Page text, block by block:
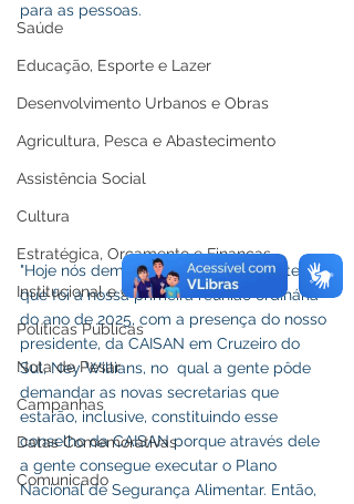
Saúde
Educação, Esporte e Lazer
Desenvolvimento Urbanos e Obras
Agricultura, Pesca e Abastecimento
Assistência Social
Cultura
Estratégica, Orçamento e Finanças
Institucional e Governo
Políticas Públicas
Nota de Pesar
Campanhas
Datas Comemorativas
Comunicado
para as pessoas.
"Hoje nós demos um passo importante
que foi a nossa primeira reunião ordinária
do ano de 2025, com a presença do nosso
presidente, da CAISAN em Cruzeiro do
Sul, Ney Willians, no  qual a gente pôde
demandar as novas secretarias que
estarão, inclusive, constituindo esse
conselho da CAISAN porque através dele
a gente consegue executar o Plano
Nacional de Segurança Alimentar. Então,